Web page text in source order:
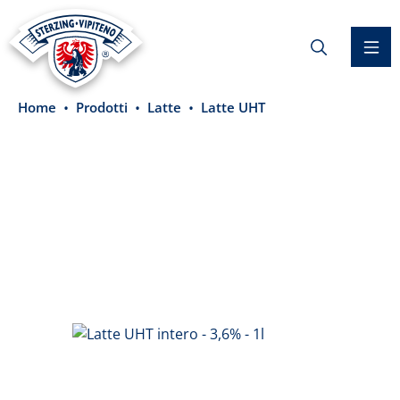
principale
Home Prodotti Latte Latte UHT